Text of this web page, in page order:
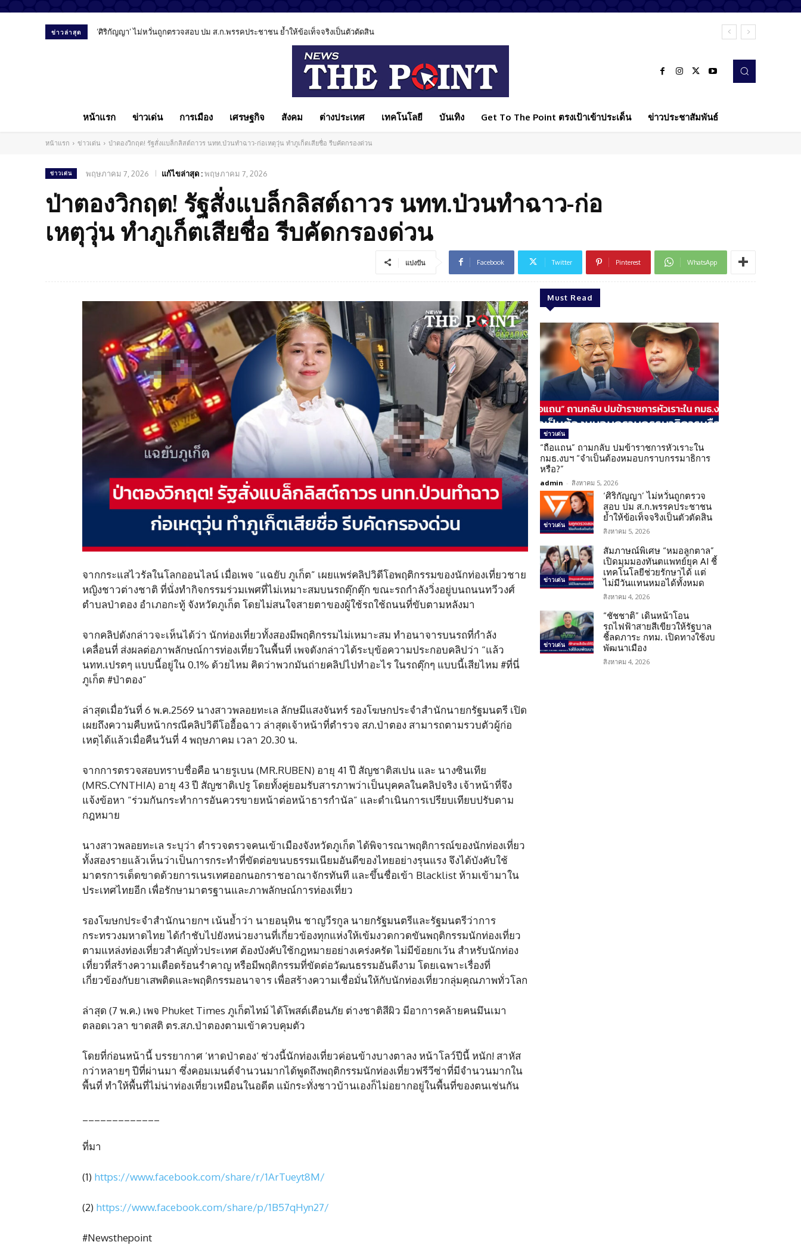
ข่าวล่าสุด ‘ศิริกัญญา’ ไม่หวั่นถูกตรวจสอบ ปม ส.ก.พรรคประชาชน ย้ำให้ข้อเท็จจริงเป็นตัวตัดสิน
สัมภาษณ์พิเศษ “หมอลูกตาล” เปิดมุมมองทันตแพทย์ยุค AI ชี้เทคโนโลยีช่วยรักษาได้ แต่ไม่มีวันแทนหมอได้ทั้งหมด
หน้าแรก ข่าวเด่น การเมือง เศรษฐกิจ สังคม ต่างประเทศ เทคโนโลยี บันเทิง Get To The Point ตรงเป้าเข้าประเด็น ข่าวประชาสัมพันธ์
หน้าแรก ข่าวเด่น ป่าตองวิกฤต! รัฐสั่งแบล็กลิสต์ถาวร นทท.ป่วนทำฉาว-ก่อเหตุวุ่น ทำภูเก็ตเสียชื่อ รีบคัดกรองด่วน
ข่าวเด่น พฤษภาคม 7, 2026 แก้ไขล่าสุด :พฤษภาคม 7, 2026
ป่าตองวิกฤต! รัฐสั่งแบล็กลิสต์ถาวร นทท.ป่วนทำฉาว-ก่อ
เหตุวุ่น ทำภูเก็ตเสียชื่อ รีบคัดกรองด่วน
แบ่งปัน Facebook Twitter Pinterest WhatsApp
จากกระแสไวรัลในโลกออนไลน์ เมื่อเพจ “แฉยับ ภูเก็ต” เผยแพร่คลิปวิดีโอพฤติกรรมของนักท่องเที่ยวชาย
หญิงชาวต่างชาติ ที่นั่งทำกิจกรรมร่วมเพศที่ไม่เหมาะสมบนรถตุ๊กตุ๊ก ขณะรถกำลังวิ่งอยู่บนถนนทวีวงศ์
ตำบลป่าตอง อำเภอกะทู้ จังหวัดภูเก็ต โดยไม่สนใจสายตาของผู้ใช้รถใช้ถนนที่ขับตามหลังมา
จากคลิปดังกล่าวจะเห็นได้ว่า นักท่องเที่ยวทั้งสองมีพฤติกรรมไม่เหมาะสม ทำอนาจารบนรถที่กำลัง
เคลื่อนที่ ส่งผลต่อภาพลักษณ์การท่องเที่ยวในพื้นที่ เพจดังกล่าวได้ระบุข้อความประกอบคลิปว่า “แล้ว
นทท.เปรตๆ แบบนี้อยู่ใน 0.1% ด้วยไหม คิดว่าพวกมันถ่ายคลิปไปทำอะไร ในรถตุ๊กๆ แบบนี้เสียไหม #ที่นี่
ภูเก็ต #ป่าตอง”
ล่าสุดเมื่อวันที่ 6 พ.ค.2569 นางสาวพลอยทะเล ลักษมีแสงจันทร์ รองโฆษกประจำสำนักนายกรัฐมนตรี เปิด
เผยถึงความคืบหน้ากรณีคลิปวิดีโออื้อฉาว ล่าสุดเจ้าหน้าที่ตำรวจ สภ.ป่าตอง สามารถตามรวบตัวผู้ก่อ
เหตุได้แล้วเมื่อคืนวันที่ 4 พฤษภาคม เวลา 20.30 น.
จากการตรวจสอบทราบชื่อคือ นายรูเบน (MR.RUBEN) อายุ 41 ปี สัญชาติสเปน และ นางซินเทีย
(MRS.CYNTHIA) อายุ 43 ปี สัญชาติเปรู โดยทั้งคู่ยอมรับสารภาพว่าเป็นบุคคลในคลิปจริง เจ้าหน้าที่จึง
แจ้งข้อหา “ร่วมกันกระทำการอันควรขายหน้าต่อหน้าธารกำนัล” และดำเนินการเปรียบเทียบปรับตาม
กฎหมาย
นางสาวพลอยทะเล ระบุว่า ตำรวจตรวจคนเข้าเมืองจังหวัดภูเก็ต ได้พิจารณาพฤติการณ์ของนักท่องเที่ยว
ทั้งสองรายแล้วเห็นว่าเป็นการกระทำที่ขัดต่อขนบธรรมเนียมอันดีของไทยอย่างรุนแรง จึงได้บังคับใช้
มาตรการเด็ดขาดด้วยการเนรเทศออกนอกราชอาณาจักรทันที และขึ้นชื่อเข้า Blacklist ห้ามเข้ามาใน
ประเทศไทยอีก เพื่อรักษามาตรฐานและภาพลักษณ์การท่องเที่ยว
รองโฆษกประจำสำนักนายกฯ เน้นย้ำว่า นายอนุทิน ชาญวีรกูล นายกรัฐมนตรีและรัฐมนตรีว่าการ
กระทรวงมหาดไทย ได้กำชับไปยังหน่วยงานที่เกี่ยวข้องทุกแห่งให้เข้มงวดกวดขันพฤติกรรมนักท่องเที่ยว
ตามแหล่งท่องเที่ยวสำคัญทั่วประเทศ ต้องบังคับใช้กฎหมายอย่างเคร่งครัด ไม่มีข้อยกเว้น สำหรับนักท่อง
เที่ยวที่สร้างความเดือดร้อนรำคาญ หรือมีพฤติกรรมที่ขัดต่อวัฒนธรรมอันดีงาม โดยเฉพาะเรื่องที่
เกี่ยวข้องกับยาเสพติดและพฤติกรรมอนาจาร เพื่อสร้างความเชื่อมั่นให้กับนักท่องเที่ยวกลุ่มคุณภาพทั่วโลก
ล่าสุด (7 พ.ค.) เพจ Phuket Times ภูเก็ตไทม์ ได้โพสต์เตือนภัย ต่างชาติสีผิว มีอาการคล้ายคนมึนเมา
ตลอดเวลา ขาดสติ ตร.สภ.ป่าตองตามเข้าควบคุมตัว
โดยที่ก่อนหน้านี้ บรรยากาศ ’หาดป่าตอง‘ ช่วงนี้นักท่องเที่ยวค่อนข้างบางตาลง หน้าโลว์ปีนี้ หนัก! สาหัส
กว่าหลายๆ ปีที่ผ่านมา ซึ่งคอมเมนต์จำนวนมากได้พูดถึงพฤติกรรมนักท่องเที่ยวฟรีวีซ่าที่มีจำนวนมากใน
พื้นที่ ทำให้พื้นที่ไม่น่าท่องเที่ยวเหมือนในอดีต แม้กระทั่งชาวบ้านเองก็ไม่อยากอยู่ในพื้นที่ของตนเช่นกัน
ที่มา
(1) https://www.facebook.com/share/r/1ArTueyt8M/
(2) https://www.facebook.com/share/p/1B57qHyn27/
#Newsthepoint
Must Read
ข่าวเด่น
“ถือแถน” ถามกลับ ปมข้าราชการหัวเราะใน
กมธ.งบฯ “จำเป็นต้องหมอบกราบกรรมาธิการ
หรือ?”
admin - สิงหาคม 5, 2026
ข่าวเด่น
‘ศิริกัญญา’ ไม่หวั่นถูกตรวจ
สอบ ปม ส.ก.พรรคประชาชน
ย้ำให้ข้อเท็จจริงเป็นตัวตัดสิน
สิงหาคม 5, 2026
ข่าวเด่น
สัมภาษณ์พิเศษ “หมอลูกตาล”
เปิดมุมมองทันตแพทย์ยุค AI ชี้
เทคโนโลยีช่วยรักษาได้ แต่
ไม่มีวันแทนหมอได้ทั้งหมด
สิงหาคม 4, 2026
ข่าวเด่น
“ชัชชาติ” เดินหน้าโอน
รถไฟฟ้าสายสีเขียวให้รัฐบาล
ชี้ลดภาระ กทม. เปิดทางใช้งบ
พัฒนาเมือง
สิงหาคม 4, 2026